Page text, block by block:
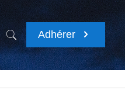
Adhérer